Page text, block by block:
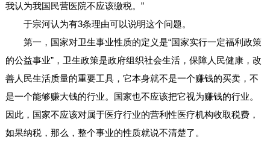
我认为我国民营医院不应该缴税。”
于宗河认为有3条理由可以说明这个问题。
第一，国家对卫生事业性质的定义是“国家实行一定福利政策
的公益事业”，卫生政策是政府组织社会生活，保障人民健康，改
善人民生活质量的重要工具，它本身就不是一个赚钱的买卖，不
是一个能够赚大钱的行业。国家也不应该把它视为赚钱的行业。
因此，国家不应该对属于医疗行业的营利性医疗机构收取税费，
如果纳税，那么，整个事业的性质就说不清楚了。